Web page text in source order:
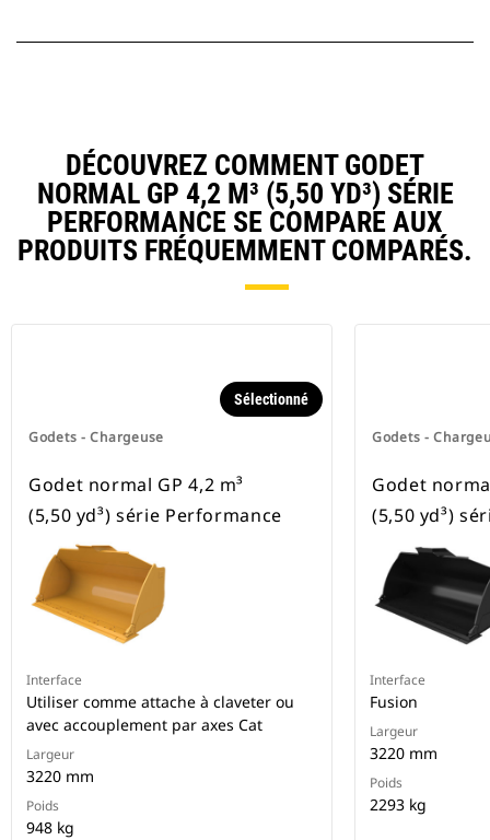
DÉCOUVREZ COMMENT GODET
NORMAL GP 4,2 M³ (5,50 YD³) SÉRIE
PERFORMANCE SE COMPARE AUX
PRODUITS FRÉQUEMMENT COMPARÉS.
Godets - Chargeuse
Sélectionné
Godet normal GP 4,2 m³
(5,50 yd³) série Performance
Interface
Utiliser comme attache à claveter ou
avec accouplement par axes Cat
Largeur
3220 mm
Poids
948 kg
Godets -
Godet
(5,50 yd³)
Interface
Fusion
Largeur
3220 mm
Poids
2293 kg